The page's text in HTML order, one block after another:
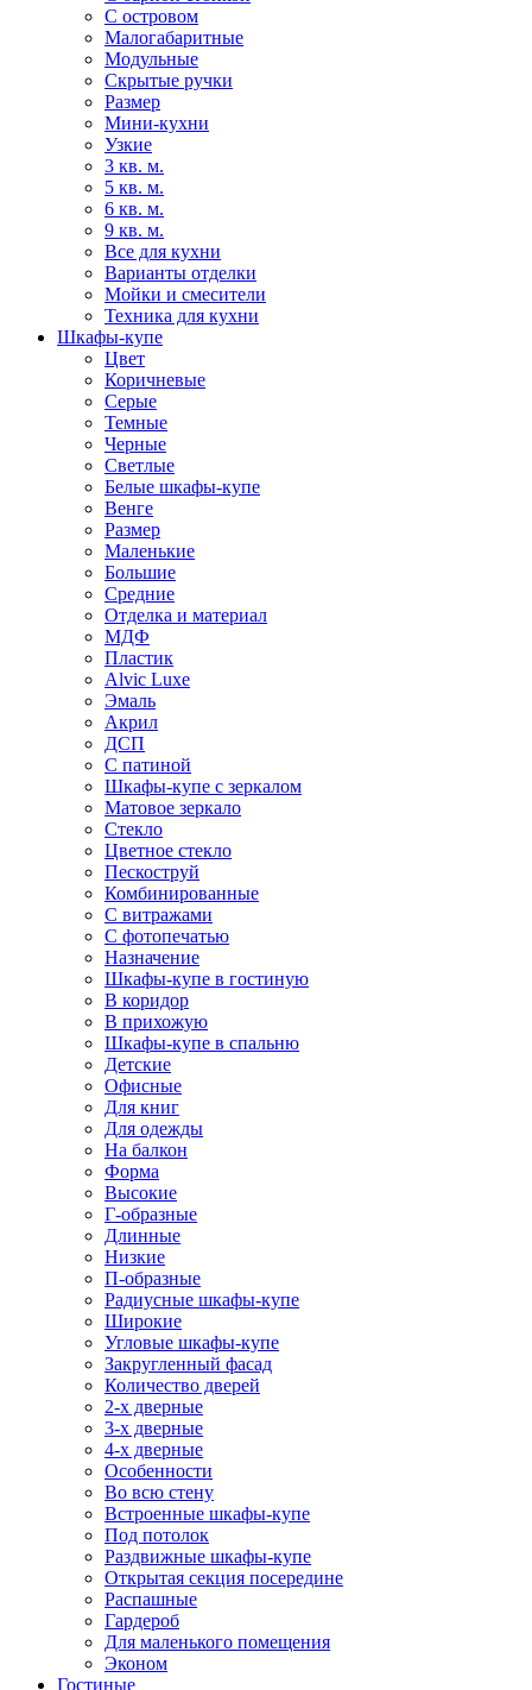
С островом
Малогабаритные
Модульные
Скрытые ручки
Размер
Мини-кухни
Узкие
3 кв. м.
5 кв. м.
6 кв. м.
9 кв. м.
Все для кухни
Варианты отделки
Мойки и смесители
Техника для кухни
Шкафы-купе
Цвет
Коричневые
Серые
Темные
Черные
Светлые
Белые шкафы-купе
Венге
Размер
Маленькие
Большие
Средние
Отделка и материал
МДФ
Пластик
Alvic Luxe
Эмаль
Акрил
ДСП
С патиной
Шкафы-купе с зеркалом
Матовое зеркало
Стекло
Цветное стекло
Пескоструй
Комбинированные
С витражами
С фотопечатью
Назначение
Шкафы-купе в гостиную
В коридор
В прихожую
Шкафы-купе в спальню
Детские
Офисные
Для книг
Для одежды
На балкон
Форма
Высокие
Г-образные
Длинные
Низкие
П-образные
Радиусные шкафы-купе
Широкие
Угловые шкафы-купе
Закругленный фасад
Количество дверей
2-х дверные
3-х дверные
4-х дверные
Особенности
Во всю стену
Встроенные шкафы-купе
Под потолок
Раздвижные шкафы-купе
Открытая секция посередине
Распашные
Гардероб
Для маленького помещения
Эконом
Гостиные